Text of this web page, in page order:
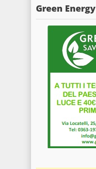
Green Energy